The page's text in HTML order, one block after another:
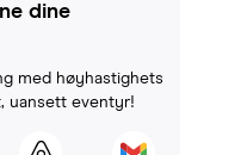
dine
med høyhastighets
uansett eventyr!